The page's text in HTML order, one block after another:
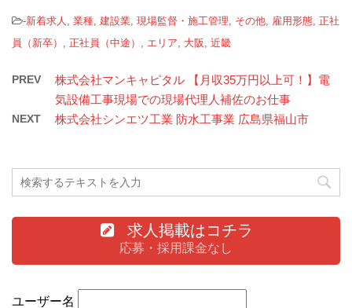
-新着求人 業種 建設業 現場監督・施工管理 その他 雇用形態 正社
員（新卒）
正社員（中途） エリア 大阪 近畿
PREV
株式会社マンキャピタル 【月収35万円以上可！】電
気設備工事現場での現場代理人補佐のお仕事
NEXT 株式会社シンエツ工業 防水工事業 広島県福山市
求人掲載はコチラ
応募・採用課金なし
ユーザー名